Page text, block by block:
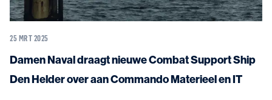
25 MRT 2025
Damen Naval draagt nieuwe Combat Support Ship
Den Helder over aan Commando Materieel en IT